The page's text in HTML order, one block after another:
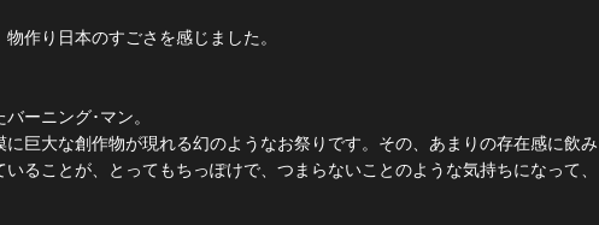
作り日本のすごさを感じました。
ーニング･マン。
に巨大な創作物が現れる幻のようなお祭りです。その、あまりの存在感に飲み
ることが、とってもちっぽけで、つまらないことのような気持ちになって、